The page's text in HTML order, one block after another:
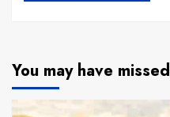
You may have missed